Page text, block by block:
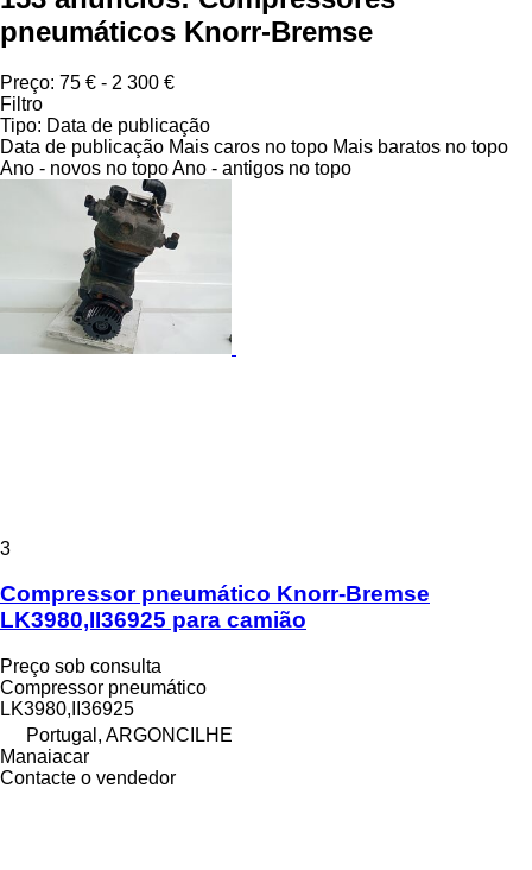
pneumáticos Knorr-Bremse
Preço: 75 € - 2 300 €
Filtro
Tipo: Data de publicação
Data de publicação Mais caros no topo Mais baratos no topo
Ano - novos no topoAno - antigos no topo
3
Compressor pneumático Knorr-Bremse
LK3980,II36925 para camião
Preço sob consulta
Compressor pneumático
LK3980,II36925
Portugal, ARGONCILHE
Manaiacar
Contacte o vendedor